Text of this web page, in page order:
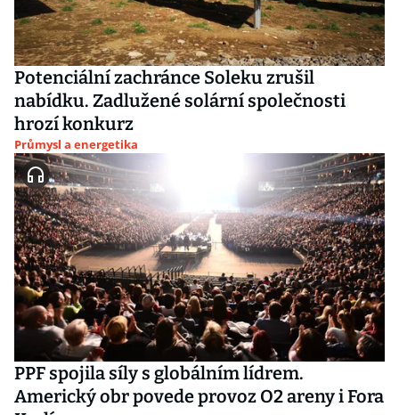
Potenciální zachránce Soleku zrušil
nabídku. Zadlužené solární společnosti
hrozí konkurz
Průmysl a energetika
PPF spojila síly s globálním lídrem.
Americký obr povede provoz O2 areny i Fora